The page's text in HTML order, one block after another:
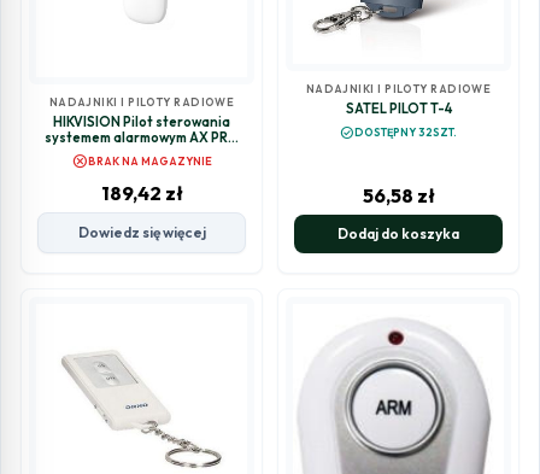
NADAJNIKI I PILOTY RADIOWE
HIKVISION Pilot sterowania
systemem alarmowym AX PRO
DS-PKF1-WE
cancelBRAK NA MAGAZYNIE
189,42 zł
Dowiedz się więcej
NADAJNIKI I PILOTY RADIOWE
SATEL PILOT T-4
check_circleDOSTĘPNY 32SZT.
56,58 zł
Dodaj do koszyka